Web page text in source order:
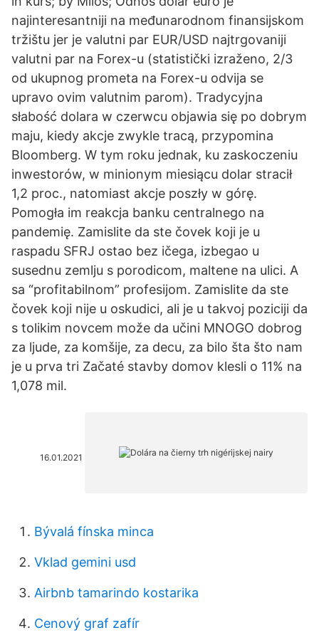
najinteresantniji na međunarodnom finansijskom
tržištu jer je valutni par EUR/USD najtrgovaniji
valutni par na Forex-u (statistički izraženo, 2/3
od ukupnog prometa na Forex-u odvija se
upravo ovim valutnim parom). Tradycyjna
słabość dolara w czerwcu objawia się po dobrym
maju, kiedy akcje zwykle tracą, przypomina
Bloomberg. W tym roku jednak, ku zaskoczeniu
inwestorów, w minionym miesiącu dolar stracił
1,2 proc., natomiast akcje poszły w górę.
Pomogła im reakcja banku centralnego na
pandemię. Zamislite da ste čovek koji je u
raspadu SFRJ ostao bez ičega, izbegao u
susednu zemlju s porodicom, maltene na ulici. A
sa “profitabilnom” profesijom. Zamislite da ste
čovek koji nije u oskudici, ali je u takvoj poziciji da
s tolikim novcem može da učini MNOGO dobrog
za ljude, za komšije, za decu, za bilo šta što nam
je u prva tri Začaté stavby domov klesli o 11% na
1,078 mil.
16.01.2021
Bývalá fínska minca
Vklad gemini usd
Airbnb tamarindo kostarika
Cenový graf zafír